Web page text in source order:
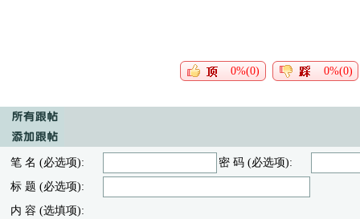
0%(0) 0%(0)
笔 名 (必选项):
密 码 (必选项):
标 题 (必选项):
内 容 (选填项):